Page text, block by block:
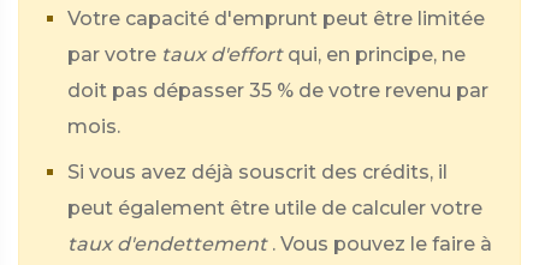
Votre capacité d'emprunt peut être limitée
par votre taux d'effort qui, en principe, ne
doit pas dépasser 35 % de votre revenu par
mois.
Si vous avez déjà souscrit des crédits, il
peut également être utile de calculer votre
taux d'endettement . Vous pouvez le faire à